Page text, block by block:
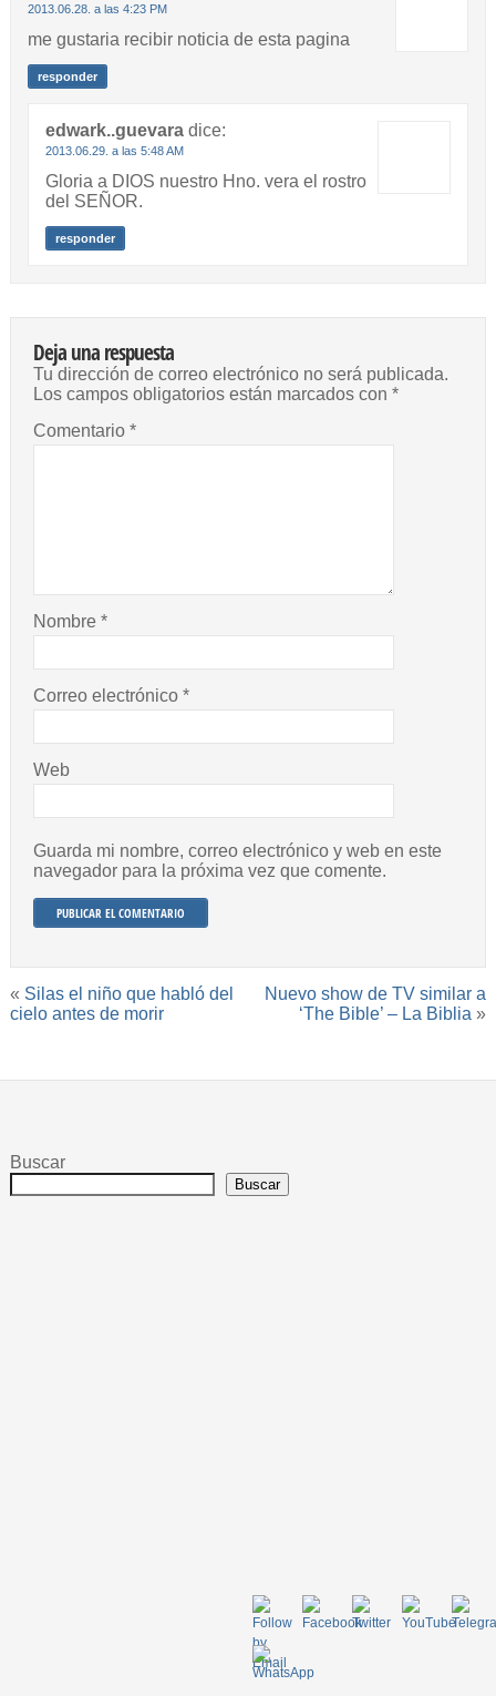
2013.06.28. a las 4:23 PM
me gustaria recibir noticia de esta pagina
responder
edwark..guevara dice:
2013.06.29. a las 5:48 AM
Gloria a DIOS nuestro Hno. vera el rostro
del SEÑOR.
responder
Deja una respuesta
Tu dirección de correo electrónico no será publicada.
Los campos obligatorios están marcados con *
Comentario *
Nombre *
Correo electrónico *
Web
Guarda mi nombre, correo electrónico y web en este
navegador para la próxima vez que comente.
« Silas el niño que habló del
cielo antes de morir
Nuevo show de TV similar a
‘The Bible’ – La Biblia »
Buscar
Buscar